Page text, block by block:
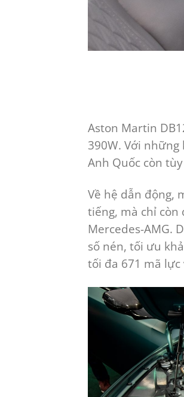
Aston Martin
390W. Với
Anh Quốc còn
Về hệ dẫn động,
tiếng, mà chỉ còn
Mercedes-AMG.
số nén, tối ưu
tối đa 671 mã lực